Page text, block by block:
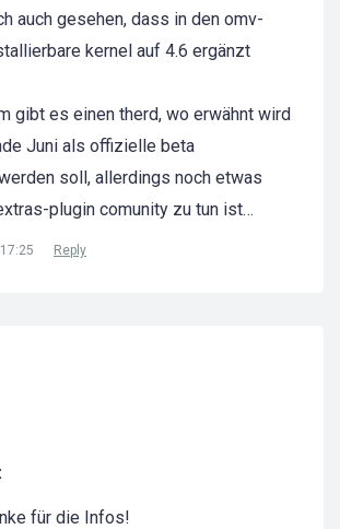
auch gesehen, dass in den omv-
kernel auf 4.6 ergänzt
gibt es einen therd, wo erwähnt wird
Juni als offizielle beta
soll, allerdings noch etwas
plugin comunity zu tun ist…
Reply
für die Infos!